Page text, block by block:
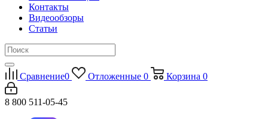
Контакты
Видеообзоры
Статьи
Сравнение0 Отложенные 0 Корзина 0
8 800 511-05-45